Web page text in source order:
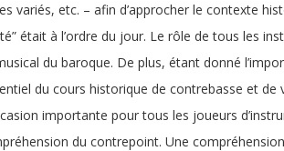
variés, etc. – afin d’approcher le contexte
était à l’ordre du jour. Le rôle de tous les
du baroque. De plus, étant donné
du cours historique de contrebasse et de
importante pour tous les joueurs
du contrepoint. Une